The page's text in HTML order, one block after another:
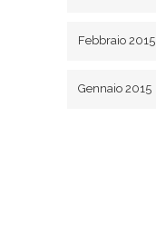
Febbraio 2015
Gennaio 2015